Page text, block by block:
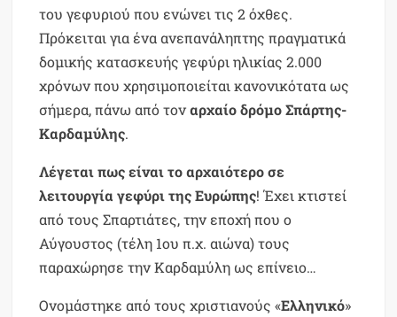
του γεφυριού που ενώνει τις 2 όχθες.
Πρόκειται για ένα ανεπανάληπτης πραγματικά
δομικής κατασκευής γεφύρι ηλικίας 2.000
χρόνων που χρησιμοποιείται κανονικότατα ως
σήμερα, πάνω από τοναρχαίο δρόμο Σπάρτης-
Καρδαμύλης.
Λέγεται πως είναι το αρχαιότερο σε
λειτουργία γεφύρι της Ευρώπης! Έχει κτιστεί
από τους Σπαρτιάτες, την εποχή που ο
Αύγουστος (τέλη 1ου π.χ. αιώνα) τους
παραχώρησε την Καρδαμύλη ως επίνειο…
Ονομάστηκε από τους χριστιανούς «Ελληνικό»